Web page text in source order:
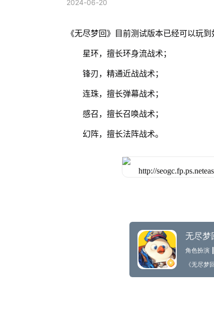
2024-06-20
《无尽梦回》目前测试版本已经可以玩到
星环，擅长环身流战术；
锋刃，精通近战战术；
连珠，擅长弹幕战术；
感召，擅长召唤战术；
幻阵，擅长法阵战术。